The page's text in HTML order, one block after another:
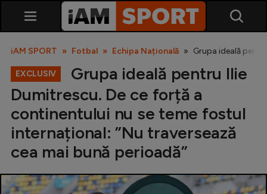
SuperLiga
Liga 2
iAM SPORT Fotbal Echipa Națională Grupa ideală
EXCLUSIV
Grupa ideală pentru Ilie
Dumitrescu. De ce forță a
continentului nu se teme fostul
internațional: ”Nu traversează
cea mai bună perioadă”